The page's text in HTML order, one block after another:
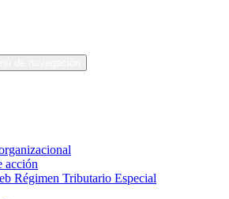
acción
Régimen Tributario Especial